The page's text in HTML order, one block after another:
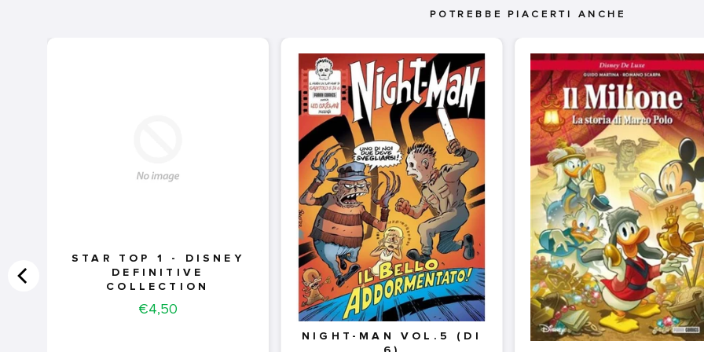
POTREBBE PIACERTI ANCHE
STAR TOP 1 - DISNEY
DEFINITIVE
COLLECTION
Price
€4,50
NIGHT-MAN VOL.5 (DI